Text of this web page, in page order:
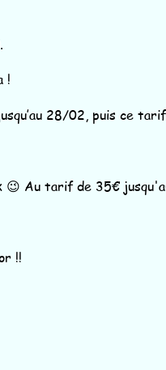
!
28/02, puis ce
😉 Au tarif de 35€
!!